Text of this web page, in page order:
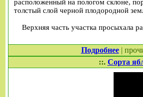
расположенный на пологом склоне,
толстый слой черной плодородной
Верхняя часть участка просыхала
Подробнее|
::. Сорта